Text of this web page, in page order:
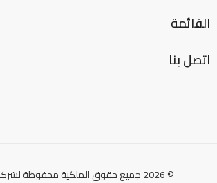
القائمة
اتصل بنا
© 2026 جميع حقوق الملكية محفوظة لشركة